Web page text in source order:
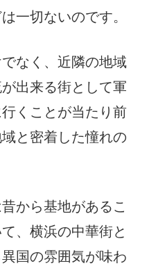
一切ないのです。
なく、近隣の地域
出来る街として軍
くことが当たり前
と密着した憧れの
から基地があるこ
、横浜の中華街と
国の雰囲気が味わ